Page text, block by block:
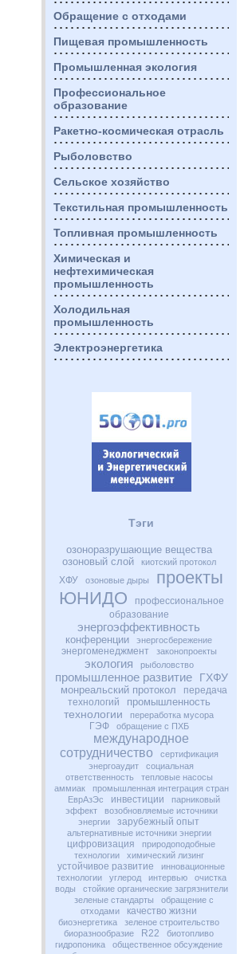
Обращение с отходами
Пищевая промышленность
Промышленная экология
Профессиональное
образование
Ракетно-космическая отрасль
Рыболовство
Сельское хозяйство
Текстильная промышленность
Топливная промышленность
Химическая и
нефтехимическая
промышленность
Холодильная
промышленность
Электроэнергетика
Тэги
озоноразрушающие вещества
озоновый слой
киотский протокол
ХФУ озоновые дыры
проекты
ЮНИДО
профессиональное
образование
энергоэффективность
конференции энергосбережение
энергоменеджмент законопроекты
экология рыболовство
промышленное развитие ГХФУ
монреальский протокол
передача
технологий
промышленность
технологии переработка мусора
ГЭФ обращение с ПХБ
международное
сотрудничество
сертификация
энергоаудит
социальная
ответственность
тепловые насосы
аммиак
промышленная интеграция стран
ЕврАзЭс
инвестиции
парниковый
эффект
возобновляемые источники
энергии
зарубежный опыт
альтернативные источники энергии
цифровизация
природоподобные
технологии
химический лизинг
устойчивое развитие
инновационные
технологии
углерод интервью
очистка
воды
стойкие органические загрязнители
зеленые стандарты
обращение с
отходами
качество жизни
биоэнергетика
зеленое строительство
биоразнообразие
R22
биотопливо
гидропоника
общественное обсуждение